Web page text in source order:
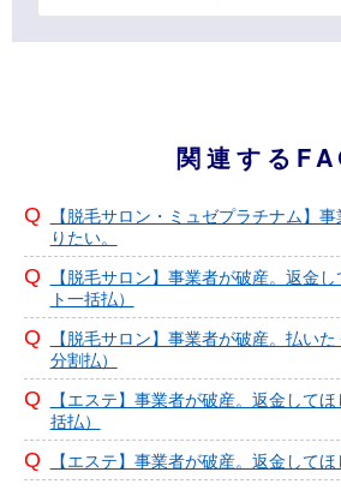
関連する
【脱毛サロン・ミュゼプラチナム】
りたい。
【脱毛サロン】事業者が破産。返金
ト一括払）
【脱毛サロン】事業者が破産。払い
分割払）
【エステ】事業者が破産。返金して
括払）
【エステ】事業者が破産。返金してほ